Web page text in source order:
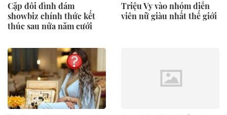
Cặp đôi đình đám
showbiz chính thức kết
thúc sau nửa năm cưới
Triệu Vy vào nhóm diễn
viên nữ giàu nhất thế giới